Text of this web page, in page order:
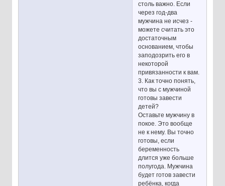
столь важно. Если
через год-два
мужчина не исчез -
можете считать это
достаточным
основанием, чтобы
заподозрить его в
некоторой
привязанности к вам.
3. Как точно понять,
что вы с мужчиной
готовы завести
детей?
Оставьте мужчину в
покое. Это вообще
не к нему. Вы точно
готовы, если
беременность
длится уже больше
полугода. Мужчина
будет готов завести
ребёнка, когда